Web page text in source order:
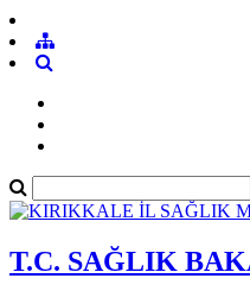
T.C. SAĞLIK